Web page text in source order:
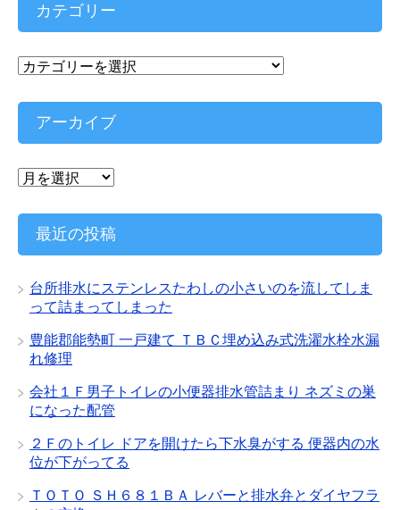
カテゴリー
カ
ゴ
ー
アーカイブ
ア
カ
ブ
最近の投稿
台所排水にステンレスたわしの小さいのを流してしま
って詰まってしまった
豊能郡能勢町 一戸建て ＴＢＣ埋め込み式洗濯水栓水漏
れ修理
会社１Ｆ男子トイレの小便器排水管詰まり ネズミの巣
になった配管
２Ｆのトイレ ドアを開けたら下水臭がする 便器内の水
位が下がってる
ＴＯＴＯ ＳＨ６８１ＢＡ レバーと排水弁とダイヤフラ